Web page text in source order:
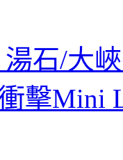
石/大
擊Mini